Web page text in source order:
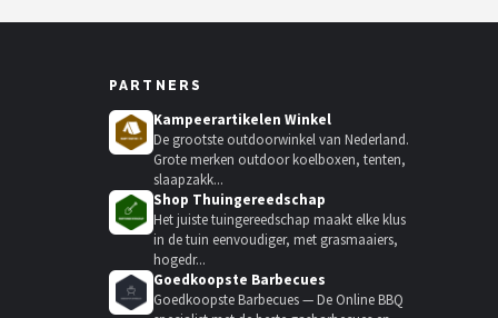
PARTNERS
Kampeerartikelen Winkel
De grootste outdoorwinkel van Nederland.
Grote merken outdoor koelboxen, tenten,
slaapzakk...
Shop Thuingereedschap
Het juiste tuingereedschap maakt elke klus
in de tuin eenvoudiger, met grasmaaiers,
hogedr...
Goedkoopste Barbecues
Goedkoopste Barbecues — De Online BBQ